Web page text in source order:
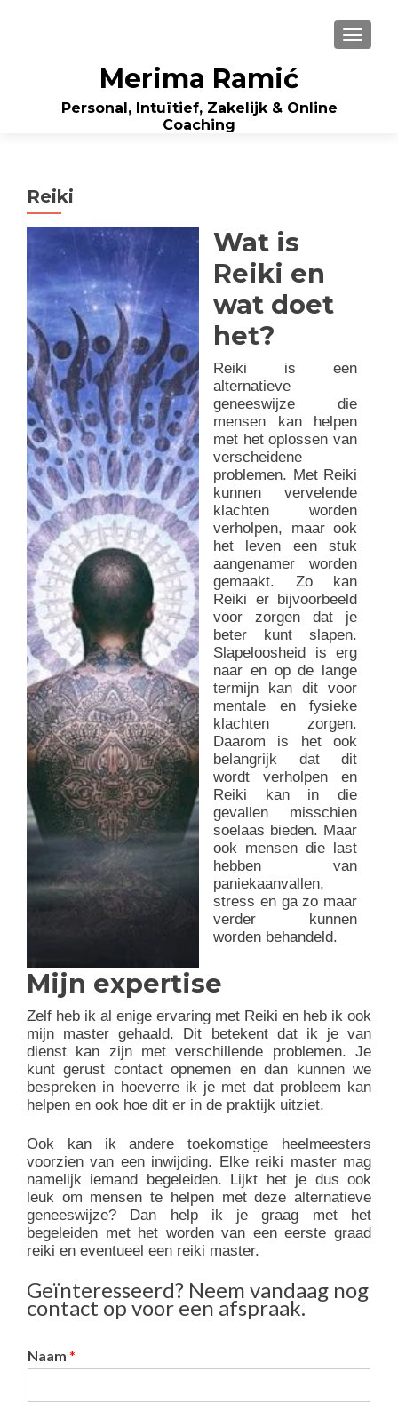
Merima Ramić
Personal, Intuïtief, Zakelijk & Online
Coaching
Reiki
Wat is
Reiki en
wat doet
het?
Reiki is een
alternatieve
geneeswijze die
mensen kan helpen
met het oplossen van
verscheidene
problemen. Met Reiki
kunnen vervelende
klachten worden
verholpen, maar ook
het leven een stuk
aangenamer worden
gemaakt. Zo kan
Reiki er bijvoorbeeld
voor zorgen dat je
beter kunt slapen.
Slapeloosheid is erg
naar en op de lange
termijn kan dit voor
mentale en fysieke
klachten zorgen.
Daarom is het ook
belangrijk dat dit
wordt verholpen en
Reiki kan in die
gevallen misschien
soelaas bieden. Maar
ook mensen die last
hebben van
paniekaanvallen,
stress en ga zo maar
verder kunnen
worden behandeld.
Mijn expertise
Zelf heb ik al enige ervaring met Reiki en heb ik ook
mijn master gehaald. Dit betekent dat ik je van
dienst kan zijn met verschillende problemen. Je
kunt gerust contact opnemen en dan kunnen we
bespreken in hoeverre ik je met dat probleem kan
helpen en ook hoe dit er in de praktijk uitziet.
Ook kan ik andere toekomstige heelmeesters
voorzien van een inwijding. Elke reiki master mag
namelijk iemand begeleiden. Lijkt het je dus ook
leuk om mensen te helpen met deze alternatieve
geneeswijze? Dan help ik je graag met het
begeleiden met het worden van een eerste graad
reiki en eventueel een reiki master.
Geïnteresseerd? Neem vandaag nog
contact op voor een afspraak.
Naam *